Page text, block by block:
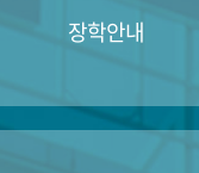
장학안내